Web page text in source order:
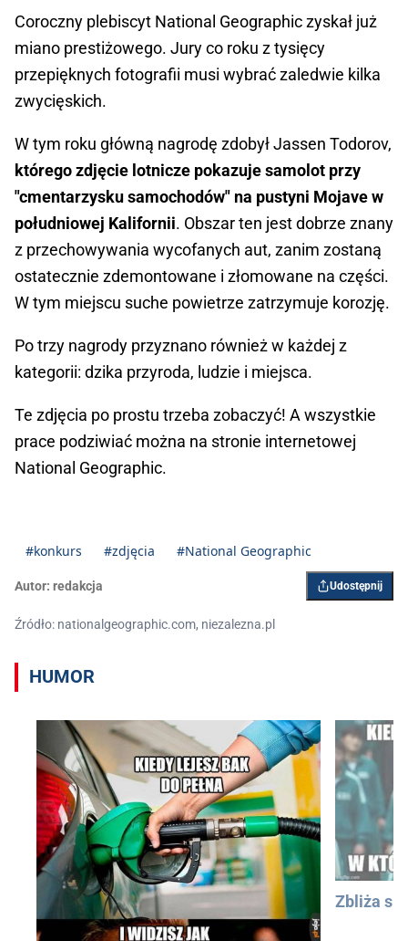
Coroczny plebiscyt National Geographic zyskał już
miano prestiżowego. Jury co roku z tysięcy
przepięknych fotografii musi wybrać zaledwie kilka
zwycięskich.
W tym roku główną nagrodę zdobył Jassen Todorov,
którego zdjęcie lotnicze pokazuje samolot przy
"cmentarzysku samochodów" na pustyni Mojave w
południowej Kalifornii. Obszar ten jest dobrze znany
z przechowywania wycofanych aut, zanim zostaną
ostatecznie zdemontowane i złomowane na części.
W tym miejscu suche powietrze zatrzymuje korozję.
Po trzy nagrody przyznano również w każdej z
kategorii: dzika przyroda, ludzie i miejsca.
Te zdjęcia po prostu trzeba zobaczyć! A wszystkie
prace podziwiać można na stronie internetowej
National Geographic.
#konkurs #zdjęcia #National Geographic
Autor: redakcja Udostępnij
Źródło: nationalgeographic.com, niezalezna.pl
HUMOR
Zbliża się